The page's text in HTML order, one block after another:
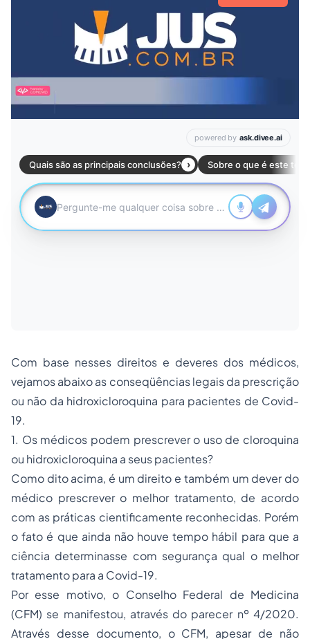
Com base nesses direitos e deveres dos médicos,
vejamos abaixo as conseqüências legais da prescrição
ou não da hidroxicloroquina para pacientes de Covid-
19.
1. Os médicos podem prescrever o uso de cloroquina
ou hidroxicloroquina a seus pacientes?
Como dito acima, é um direito e também um dever do
médico prescrever o melhor tratamento, de acordo
com as práticas cientificamente reconhecidas. Porém
o fato é que ainda não houve tempo hábil para que a
ciência determinasse com segurança qual o melhor
tratamento para a Covid-19.
Por esse motivo, o Conselho Federal de Medicina
(CFM) se manifestou, através do parecer nº 4/2020.
Através desse documento, o CFM, apesar de não